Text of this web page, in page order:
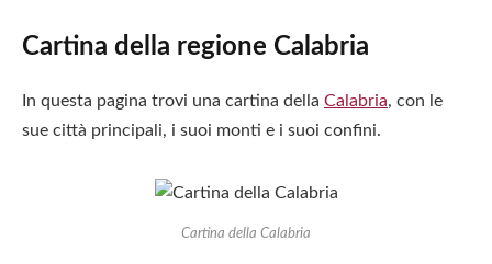
Cartina della regione Calabria
In questa pagina trovi una cartina della Calabria, con le
sue città principali, i suoi monti e i suoi confini.
Cartina della Calabria